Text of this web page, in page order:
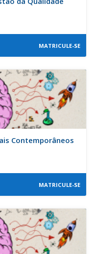
MATRICULE-SE
Contemporâneos
MATRICULE-SE